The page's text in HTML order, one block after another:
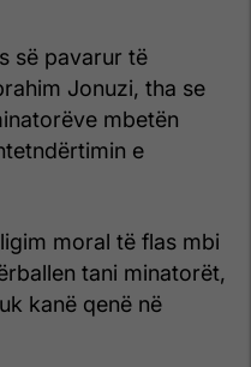
së pavarur të
Jonuzi, tha se
mbetën
e
moral të flas mbi
tani minatorët,
kanë qenë në